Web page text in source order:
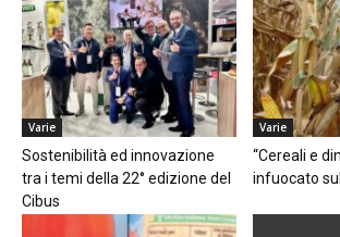
Varie
Sostenibilità ed innovazione
tra i temi della 22° edizione del
Cibus
Varie
“Cereali e
infuocato